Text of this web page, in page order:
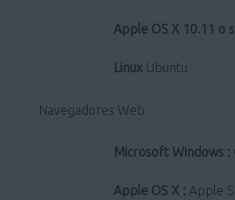
Apple OS X 10.11 o
LinuxUbuntu
Navegadores Web
Microsoft Windows :
Apple OS X : Apple